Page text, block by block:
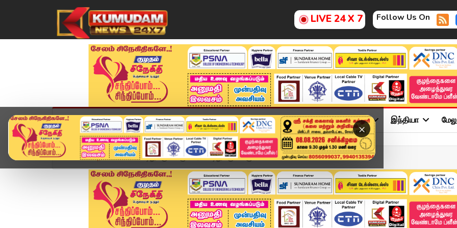
LIVE 24 X 7 Follow Us On
×
முகப்பு விளையாட்டு அண்மை தமிழ்நாடு சினிமா அரசியல் விளையாட்டு இந்தியா
Home அரசியல் "பாட்டிலுக்கு 10 ரூபாய், பாட்டிலுக்கு 10 ரூபாய்...